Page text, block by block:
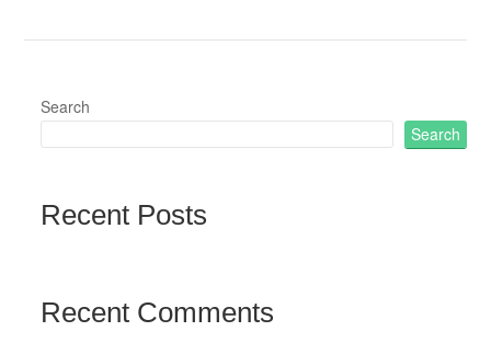
Search
Search
Recent Posts
Recent Comments